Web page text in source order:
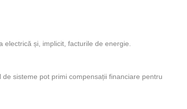
și, implicit, facturile de energie.
sisteme pot primi compensații financiare pentru